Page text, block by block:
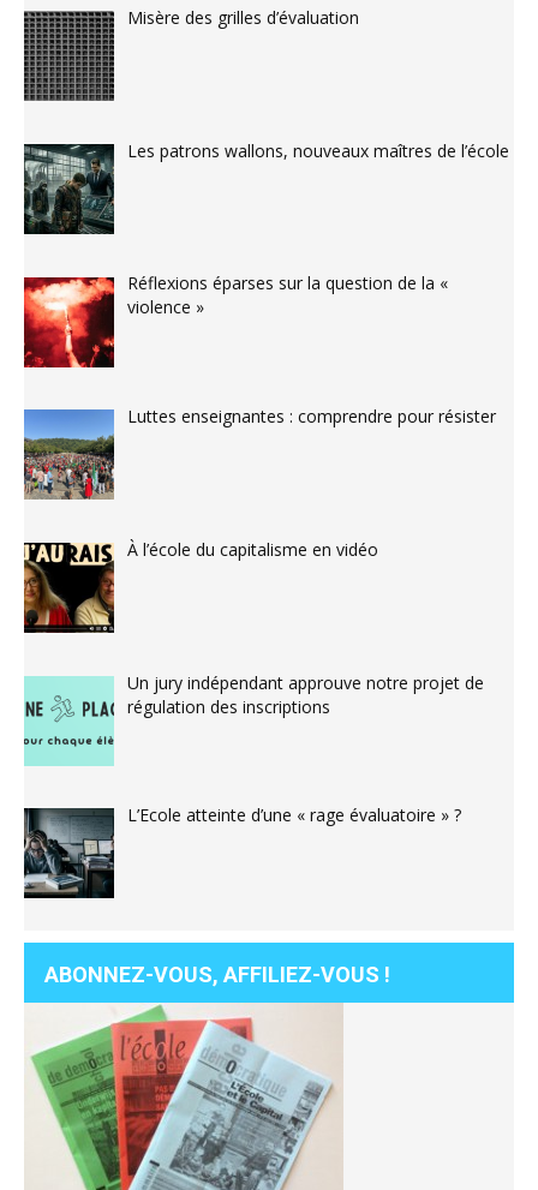
Misère des grilles d’évaluation
Les patrons wallons, nouveaux maîtres de l’école
Réflexions éparses sur la question de la «
violence »
Luttes enseignantes : comprendre pour résister
À l’école du capitalisme en vidéo
Un jury indépendant approuve notre projet de
régulation des inscriptions
L’Ecole atteinte d’une « rage évaluatoire » ?
ABONNEZ-VOUS, AFFILIEZ-VOUS !